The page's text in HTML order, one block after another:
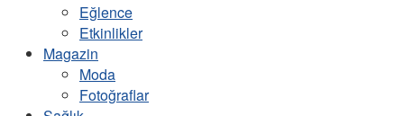
Eğlence
Etkinlikler
Magazin
Moda
Fotoğraflar